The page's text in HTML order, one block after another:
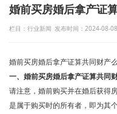
婚前买房婚后拿产证
栏目：行业新闻 发布时间：2024-08-08
婚前买房婚后拿产证算共同财产么
一、婚前买房婚后拿产证算共同
请注意，婚前购买并在婚后获得
是属于购买时的所有者，即为其个